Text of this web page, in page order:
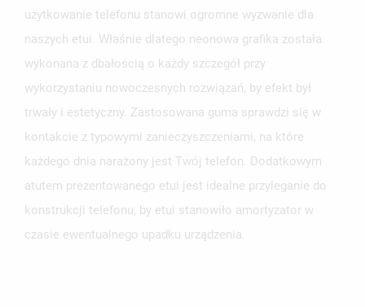
użytkowanie telefonu stanowi ogromne wyzwanie dla
naszych etui. Właśnie dlatego neonowa grafika została
wykonana z dbałością o każdy szczegół przy
wykorzystaniu nowoczesnych rozwiązań, by efekt był
trwały i estetyczny. Zastosowana guma sprawdzi się w
kontakcie z typowymi zanieczyszczeniami, na które
każdego dnia narażony jest Twój telefon. Dodatkowym
atutem prezentowanego etui jest idealne przyleganie do
konstrukcji telefonu, by etui stanowiło amortyzator w
czasie ewentualnego upadku urządzenia.